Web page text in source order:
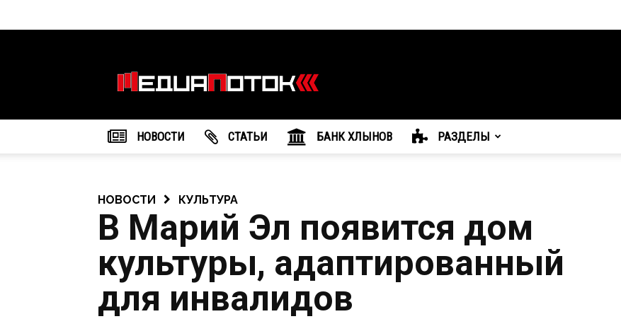
агентство
"МедиаПоток"
НОВОСТИ CТАТЬИ БАНК ХЛЫНОВ РАЗДЕЛЫ
НОВОСТИ КУЛЬТУРА
В Марий Эл появится дом
культуры, адаптированный
для инвалидов